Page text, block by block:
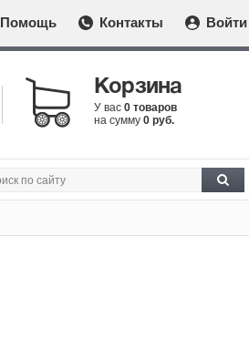
Помощь Контакты Войти
Корзина
У вас 0 товаров
на сумму 0 руб.